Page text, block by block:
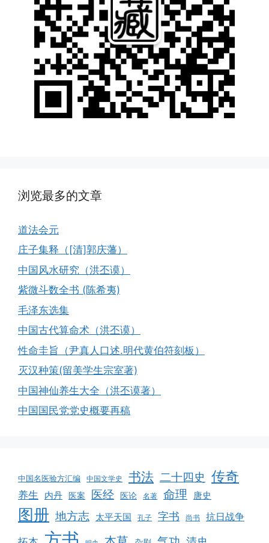
浏览最多的文章
道法会元
庄子集释（[清]郭庆藩）
中国风水研究（洪丕谟）
紫微斗数全书 (陈希夷)
毛泽东选集
中国古代算命术（洪丕谟）
性命圭旨（尹真人口述.明代黄伯符刻板）
灭汉种策(留美学生宗室著)
中国神仙养生大全（洪丕谟著）
中国国民党党史概要再稿
中国名医验方汇编 中国文学史 书法 二十四史 传奇
养生 内丹 医案 医经 医论 名著 命理 唐史
图册 地方志 太平天国 孔子 字书 尚书 抗日战争